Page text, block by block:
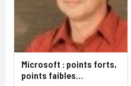
Microsoft : points forts,
points faibles…